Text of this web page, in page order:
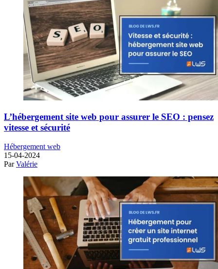
L’hébergement site web pour assurer le SEO : pensez
vitesse et sécurité
Hébergement web
15-04-2024
ParValérie